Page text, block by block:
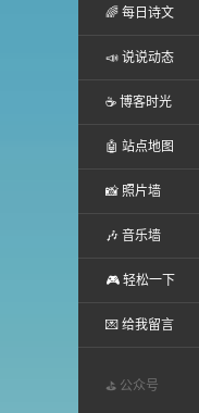
🌈 每日诗文
📣 说说动态
☕ 博客时光
🤖 站点地图
📸 照片墙
🎶 音乐墙
🎮 轻松一下
💌 给我留言
⛳ 公众号